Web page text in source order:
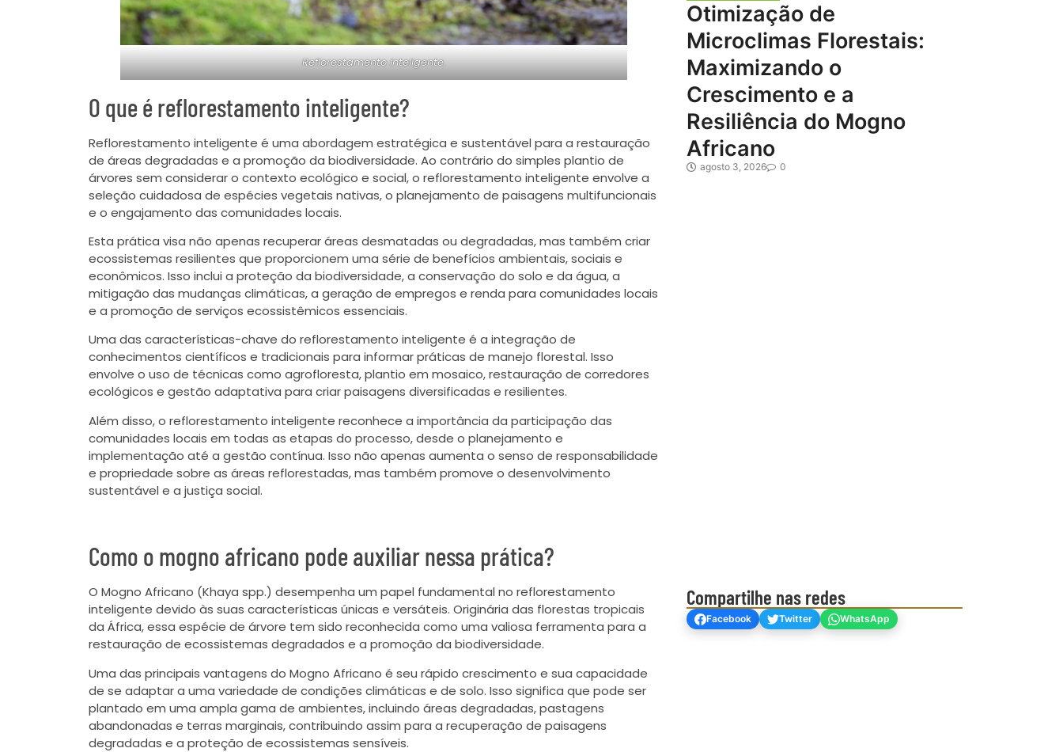
Reflorestamento inteligente.
O que é reflorestamento inteligente?
Reflorestamento inteligente é uma abordagem estratégica e sustentável para a restauração
de áreas degradadas e a promoção da biodiversidade. Ao contrário do simples plantio de
árvores sem considerar o contexto ecológico e social, o reflorestamento inteligente envolve a
seleção cuidadosa de espécies vegetais nativas, o planejamento de paisagens multifuncionais
e o engajamento das comunidades locais.
Esta prática visa não apenas recuperar áreas desmatadas ou degradadas, mas também criar
ecossistemas resilientes que proporcionem uma série de benefícios ambientais, sociais e
econômicos. Isso inclui a proteção da biodiversidade, a conservação do solo e da água, a
mitigação das mudanças climáticas, a geração de empregos e renda para comunidades locais
e a promoção de serviços ecossistêmicos essenciais.
Uma das características-chave do reflorestamento inteligente é a integração de
conhecimentos científicos e tradicionais para informar práticas de manejo florestal. Isso
envolve o uso de técnicas como agrofloresta, plantio em mosaico, restauração de corredores
ecológicos e gestão adaptativa para criar paisagens diversificadas e resilientes.
Além disso, o reflorestamento inteligente reconhece a importância da participação das
comunidades locais em todas as etapas do processo, desde o planejamento e
implementação até a gestão contínua. Isso não apenas aumenta o senso de responsabilidade
e propriedade sobre as áreas reflorestadas, mas também promove o desenvolvimento
sustentável e a justiça social.
Como o mogno africano pode auxiliar nessa prática?
O Mogno Africano (Khaya spp.) desempenha um papel fundamental no reflorestamento
inteligente devido às suas características únicas e versáteis. Originária das florestas tropicais
da África, essa espécie de árvore tem sido reconhecida como uma valiosa ferramenta para a
restauração de ecossistemas degradados e a promoção da biodiversidade.
Uma das principais vantagens do Mogno Africano é seu rápido crescimento e sua capacidade
de se adaptar a uma variedade de condições climáticas e de solo. Isso significa que pode ser
plantado em uma ampla gama de ambientes, incluindo áreas degradadas, pastagens
abandonadas e terras marginais, contribuindo assim para a recuperação de paisagens
degradadas e a proteção de ecossistemas sensíveis.
Otimização de
Microclimas Florestais:
Maximizando o
Crescimento e a
Resiliência do Mogno
Africano
agosto 3, 2026 0
Compartilhe nas redes
Facebook Twitter WhatsApp